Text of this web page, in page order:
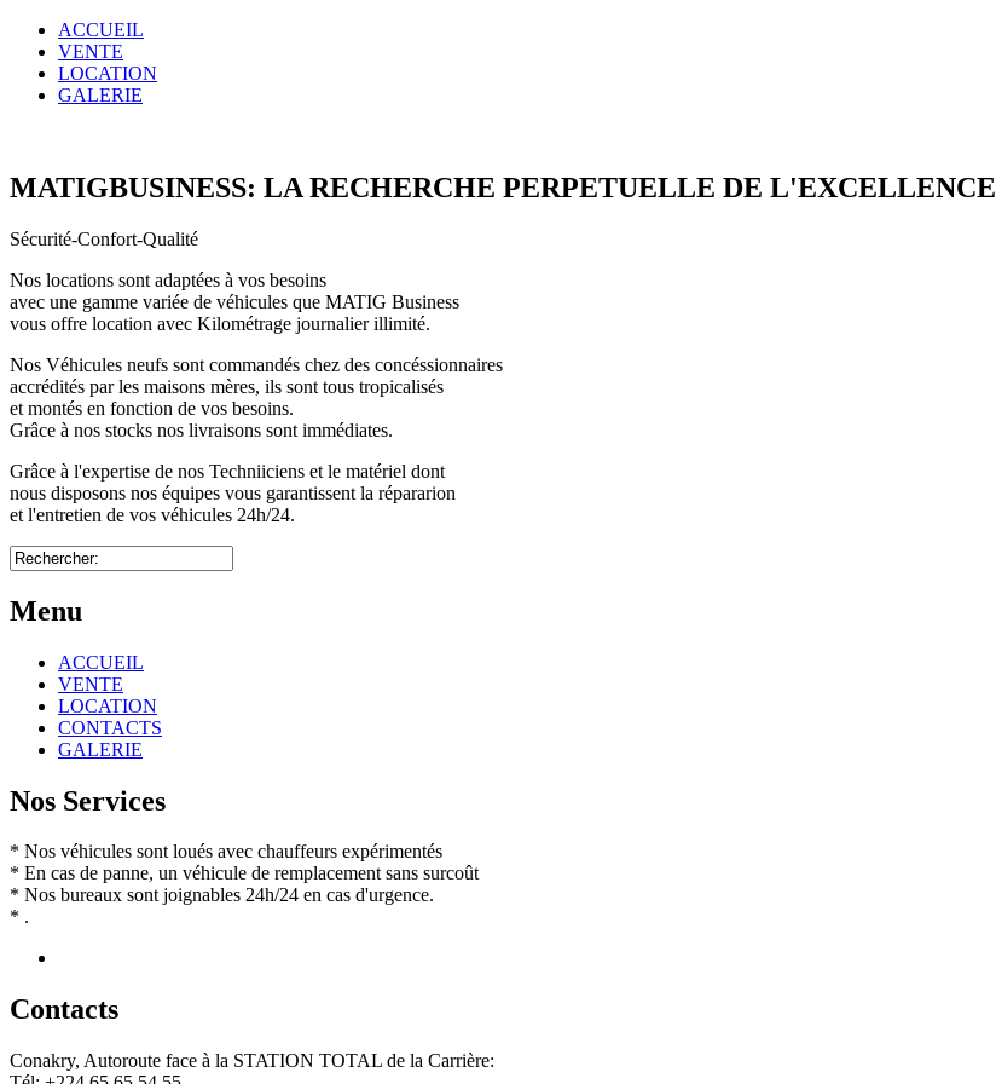
ACCUEIL
VENTE
LOCATION
GALERIE
MATIGBUSINESS: LA RECHERCHE PERPETUELLE DE L'EXCELLENCE
Sécurité-Confort-Qualité
Nos locations sont adaptées à vos besoins
avec une gamme variée de véhicules que MATIG Business
vous offre location avec Kilométrage journalier illimité.
Nos Véhicules neufs sont commandés chez des concéssionnaires
accrédités par les maisons mères, ils sont tous tropicalisés
et montés en fonction de vos besoins.
Grâce à nos stocks nos livraisons sont immédiates.
Grâce à l'expertise de nos Techniiciens et le matériel dont
nous disposons nos équipes vous garantissent la répararion
et l'entretien de vos véhicules 24h/24.
Menu
ACCUEIL
VENTE
LOCATION
CONTACTS
GALERIE
Nos Services
* Nos véhicules sont loués avec chauffeurs expérimentés
* En cas de panne, un véhicule de remplacement sans surcoût
* Nos bureaux sont joignables 24h/24 en cas d'urgence.
* .
Contacts
Conakry, Autoroute face à la STATION TOTAL de la Carrière: